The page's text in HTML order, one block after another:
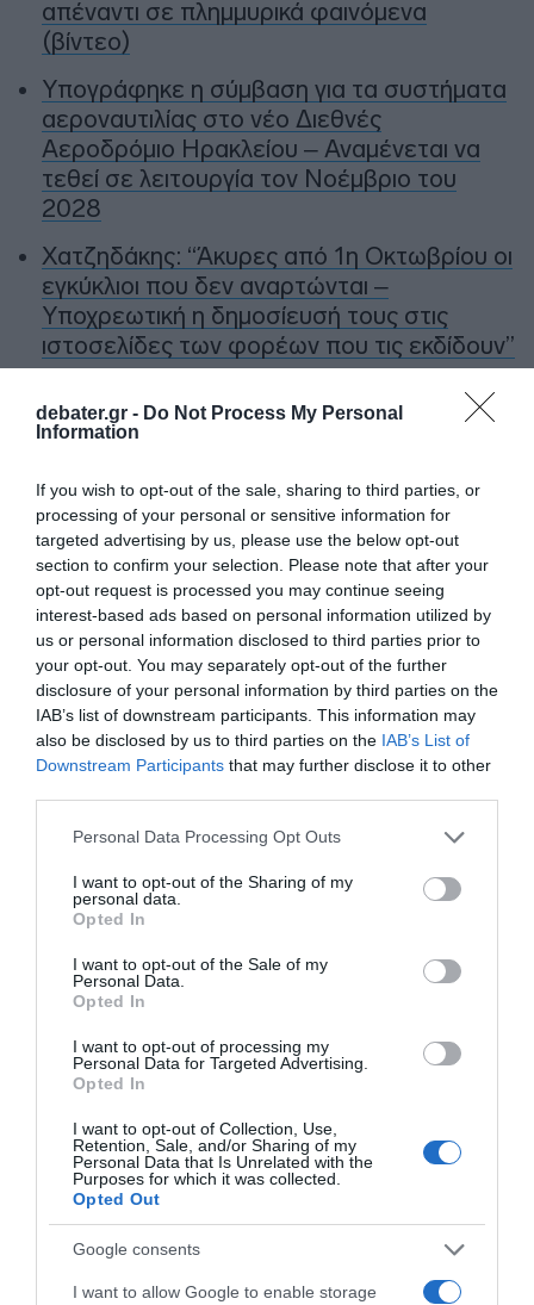
debater.gr - Do Not Process My Personal
Information
If you wish to opt-out of the sale, sharing to third parties, or
processing of your personal or sensitive information for
targeted advertising by us, please use the below opt-out
section to confirm your selection. Please note that after your
opt-out request is processed you may continue seeing
interest-based ads based on personal information utilized by
us or personal information disclosed to third parties prior to
your opt-out. You may separately opt-out of the further
disclosure of your personal information by third parties on the
IAB’s list of downstream participants. This information may
also be disclosed by us to third parties on the IAB’s List of
Downstream Participants that may further disclose it to other
Please note that this website/app uses one or more Google
not limited to your visit or usage behaviour. You may click to
grant or deny consent to Google and its third-party tags to
use your data for below specified purposes in below Google
consent section.
Personal Data Processing Opt Outs
I want to opt-out of the Sharing of my
personal data.
Opted In
I want to opt-out of the Sale of my
Personal Data.
Opted In
I want to opt-out of processing my
Personal Data for Targeted Advertising.
Opted In
I want to opt-out of Collection, Use,
Retention, Sale, and/or Sharing of my
Personal Data that Is Unrelated with the
Purposes for which it was collected.
Opted Out
Google consents
I want to allow Google to enable storage
απέναντι σε πλημμυρικά φαινόμενα
(βίντεο)
Υπογράφηκε η σύμβαση για τα συστήματα
αεροναυτιλίας στο νέο Διεθνές
Αεροδρόμιο Ηρακλείου – Αναμένεται να
τεθεί σε λειτουργία τον Νοέμβριο του
2028
Χατζηδάκης: “Άκυρες από 1η Οκτωβρίου οι
εγκύκλιοι που δεν αναρτώνται –
Υποχρεωτική η δημοσίευσή τους στις
ιστοσελίδες των φορέων που τις εκδίδουν”
Ακολούθησε το debater.gr στοGoogle News
Share Tweet
ΑΣΤΥΝΟΜΙΑ ΕΛΛΗΝΙΚΗ ΑΣΤΥΝΟΜΙΑ ΛΑΜΙΑ
ΣΧΟΛΙΑ